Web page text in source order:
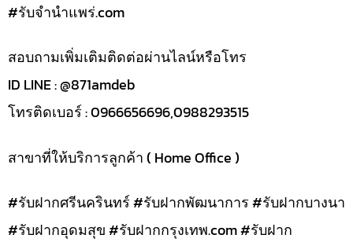
#รับจํานําแพร่.com
สอบถามเพิ่มเติมติดต่อผ่านไลน์หรือโทร
ID LINE : @871amdeb
โทรติดเบอร์ : 0966656696,0988293515
สาขาที่ให้บริการลูกค้า ( Home Office )
#รับฝากศรีนครินทร์ #รับฝากพัฒนาการ #รับฝากบางนา
#รับฝากอุดมสุข #รับฝากกรุงเทพ.com #รับฝาก